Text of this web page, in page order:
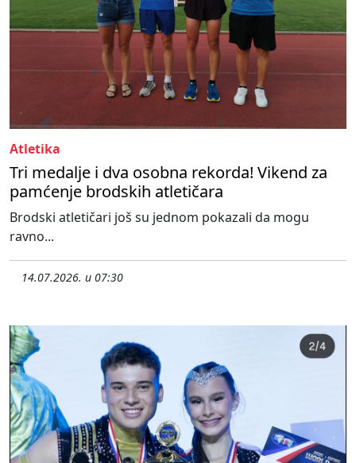
Atletika
Tri medalje i dva osobna rekorda! Vikend za
pamćenje brodskih atletičara
Brodski atletičari još su jednom pokazali da mogu
ravno...
14.07.2026. u 07:30